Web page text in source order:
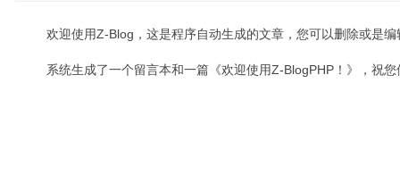
欢迎使用Z-Blog，这是程序自动生成的文章，您可以删除或是编
系统生成了一个留言本和一篇《欢迎使用Z-BlogPHP！》，祝